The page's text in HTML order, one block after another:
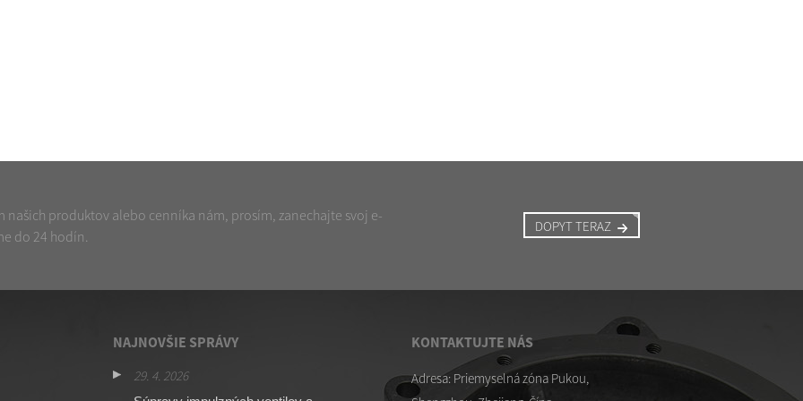
našich produktov alebo cenníka nám, prosím, zanechajte svoj e-
do 24 hodín.
DOPYT TERAZ
NAJNOVŠIE SPRÁVY
29. 4. 2026 16. 4. 2026
KONTAKTUJTE NÁS
Adresa: Priemyselná zóna Pukou,